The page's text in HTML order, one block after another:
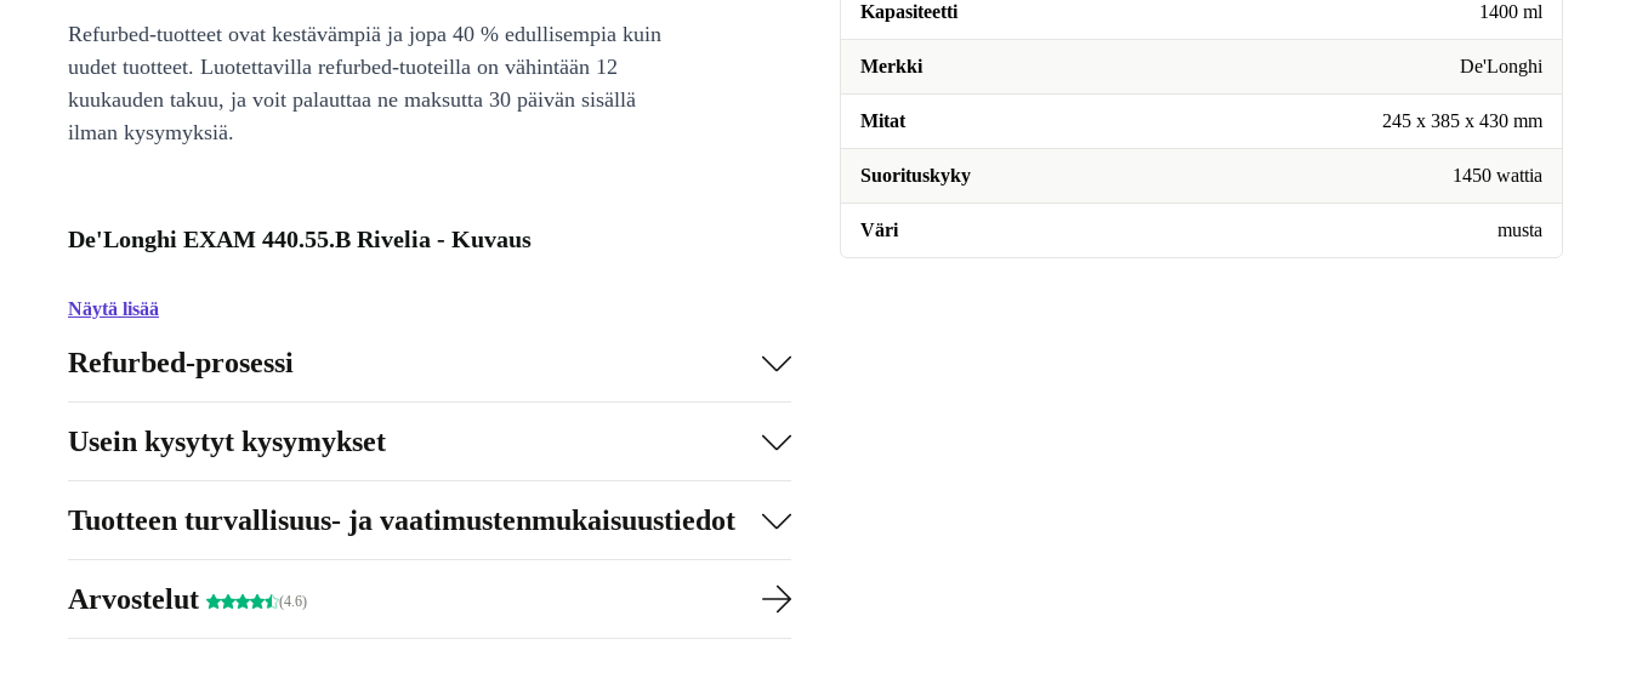
Kapasiteetti 1400 ml
Merkki De'Longhi
Mitat 245 x 385 x 430 mm
Suorituskyky 1450 wattia
Väri musta
Refurbed-tuotteet ovat kestävämpiä ja jopa 40 % edullisempia kuin
uudet tuotteet. Luotettavilla refurbed-tuoteilla on vähintään 12
kuukauden takuu, ja voit palauttaa ne maksutta 30 päivän sisällä
ilman kysymyksiä.
De'Longhi EXAM 440.55.B Rivelia - Kuvaus
Näytä lisää
Refurbed-prosessi
Usein kysytyt kysymykset
Tuotteen turvallisuus- ja vaatimustenmukaisuustiedot
Arvostelut (4.6)